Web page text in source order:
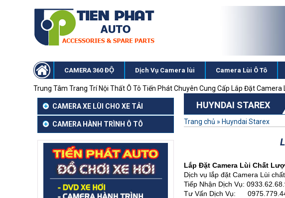
CAMERA 360 ĐỘ Dịch Vụ Camera lùi Camera Lùi Ô Tô
Trung Tâm Trang Trí Nội Thất Ô Tô Tiến Phát Chuyên Cung Cấp Lắp Đặt Camera
CAMERA XE LÙI CHO XE TẢI
CAMERA HÀNH TRÌNH Ô TÔ
HUYNDAI STAREX
Trang chủ » Huyndai Starex
Lắp Đặt Camera Lùi Chất
Dịch vụ lắp đặt Camera Lùi
Tiếp Nhận Dịch Vụ:
Tư Vấn Dịch Vụ: